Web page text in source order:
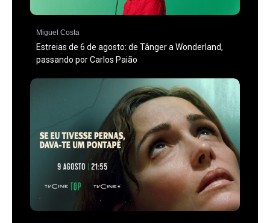
Miguel Costa
Estreias de 6 de agosto: de Tânger a Wonderland,
passando por Carlos Paião